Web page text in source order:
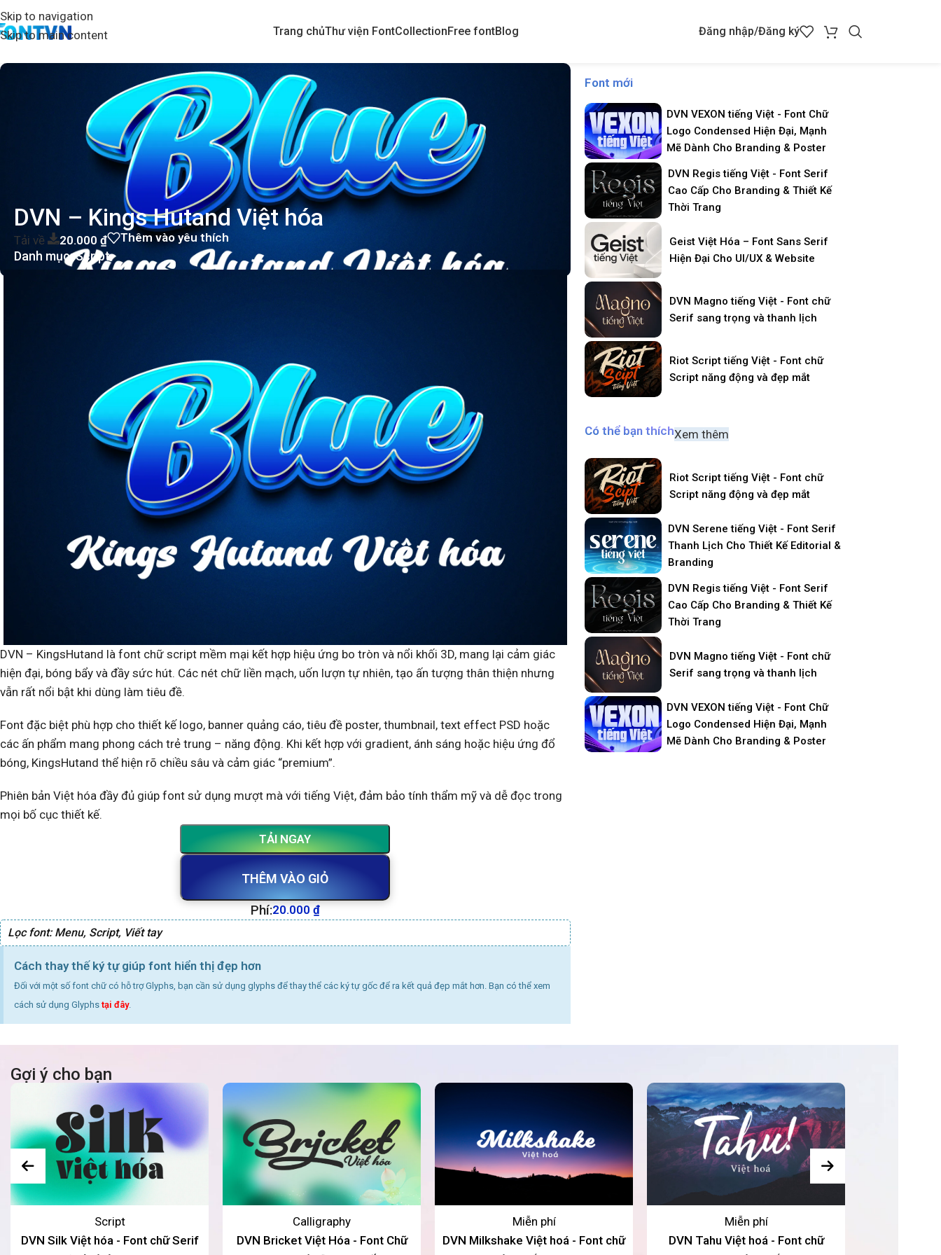
Skip to navigation
Skip to main content
Trang chủThư viện FontCollectionFree fontBlog Đăng nhập/Đăng ký
DVN – Kings Hutand Việt hóa
Tải về 20.000 ₫ Thêm vào yêu thích
Danh mục:Script
DVN – KingsHutand là font chữ script mềm mại kết hợp hiệu ứng bo tròn và nổi khối 3D, mang lại cảm giác
hiện đại, bóng bẩy và đầy sức hút. Các nét chữ liền mạch, uốn lượn tự nhiên, tạo ấn tượng thân thiện nhưng
vẫn rất nổi bật khi dùng làm tiêu đề.
Font đặc biệt phù hợp cho thiết kế logo, banner quảng cáo, tiêu đề poster, thumbnail, text effect PSD hoặc
các ấn phẩm mang phong cách trẻ trung – năng động. Khi kết hợp với gradient, ánh sáng hoặc hiệu ứng đổ
bóng, KingsHutand thể hiện rõ chiều sâu và cảm giác “premium”.
Phiên bản Việt hóa đầy đủ giúp font sử dụng mượt mà với tiếng Việt, đảm bảo tính thẩm mỹ và dễ đọc trong
mọi bố cục thiết kế.
THÊM VÀO GIỎ
TẢI NGAY
Phí:20.000 ₫
Lọc font: Menu, Script, Viết tay
Cách thay thế ký tự giúp font hiển thị đẹp hơn
Đối với một số font chữ có hỗ trợ Glyphs, bạn cần sử dụng glyphs để thay thể các ký tự gốc để ra kết quả đẹp mắt hơn. Bạn có thể xem
cách sử dụng Glyphs tại đây.
Font mới
DVN VEXON tiếng Việt - Font Chữ
Logo Condensed Hiện Đại, Mạnh
Mẽ Dành Cho Branding & Poster
DVN Regis tiếng Việt - Font Serif
Cao Cấp Cho Branding & Thiết Kế
Thời Trang
Geist Việt Hóa – Font Sans Serif
Hiện Đại Cho UI/UX & Website
DVN Magno tiếng Việt - Font chữ
Serif sang trọng và thanh lịch
Riot Script tiếng Việt - Font chữ
Script năng động và đẹp mắt
Có thể bạn thíchXem thêm
Riot Script tiếng Việt - Font chữ
Script năng động và đẹp mắt
DVN Serene tiếng Việt - Font Serif
Thanh Lịch Cho Thiết Kế Editorial &
Branding
DVN Regis tiếng Việt - Font Serif
Cao Cấp Cho Branding & Thiết Kế
Thời Trang
DVN Magno tiếng Việt - Font chữ
Serif sang trọng và thanh lịch
DVN VEXON tiếng Việt - Font Chữ
Logo Condensed Hiện Đại, Mạnh
Mẽ Dành Cho Branding & Poster
Gợi ý cho bạn
Script
DVN Silk Việt hóa - Font chữ Serif
Calligraphy
DVN Bricket Việt Hóa - Font Chữ
Miễn phí
DVN Milkshake Việt hoá - Font chữ
Miễn phí
DVN Tahu Việt hoá - Font chữ